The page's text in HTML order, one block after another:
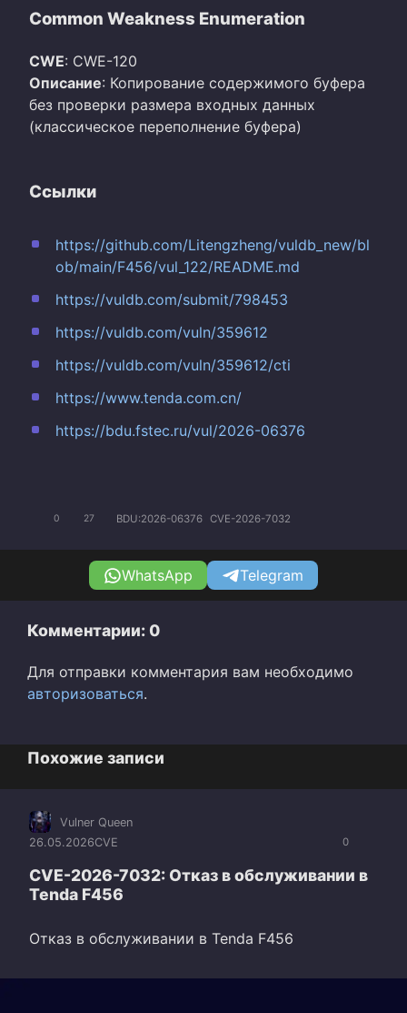
Common Weakness Enumeration
CWE: CWE-120
Описание: Копирование содержимого буфера
без проверки размера входных данных
(классическое переполнение буфера)
Ссылки
https://github.com/Litengzheng/vuldb_new/bl
ob/main/F456/vul_122/README.md
https://vuldb.com/submit/798453
https://vuldb.com/vuln/359612
https://vuldb.com/vuln/359612/cti
https://www.tenda.com.cn/
https://bdu.fstec.ru/vul/2026-06376
0 27 BDU:2026-06376 CVE-2026-7032
WhatsApp Telegram
Комментарии: 0
Для отправки комментария вам необходимо
авторизоваться.
Похожие записи
0
Vulner Queen
26.05.2026CVE
CVE-2026-7032: Отказ в обслуживании в
Tenda F456
Отказ в обслуживании в Tenda F456